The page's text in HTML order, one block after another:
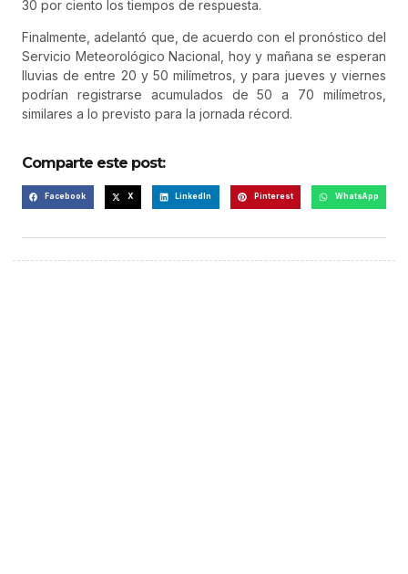
30 por ciento los tiempos de respuesta.
Finalmente, adelantó que, de acuerdo con el pronóstico del
Servicio Meteorológico Nacional, hoy y mañana se esperan
lluvias de entre 20 y 50 milímetros, y para jueves y viernes
podrían registrarse acumulados de 50 a 70 milímetros,
similares a lo previsto para la jornada récord.
Comparte este post:
Facebook X LinkedIn Pinterest WhatsApp